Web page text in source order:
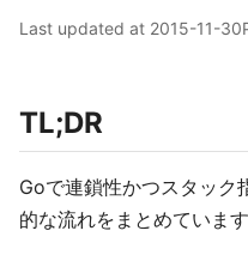
Last updated at 2015-11-30
TL;DR
Goで連鎖性かつスタック
的な流れをまとめています